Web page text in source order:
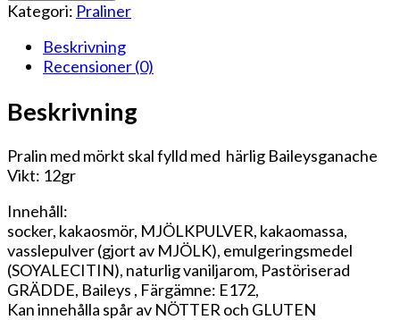
Kategori: Praliner
Beskrivning
Recensioner (0)
Beskrivning
Pralin med mörkt skal fylld med härlig Baileysganache
Vikt: 12gr
Innehåll:
socker, kakaosmör, MJÖLKPULVER, kakaomassa,
vasslepulver (gjort av MJÖLK), emulgeringsmedel
(SOYALECITIN), naturlig vaniljarom, Pastöriserad
GRÄDDE, Baileys , Färgämne: E172,
Kan innehålla spår av NÖTTER och GLUTEN